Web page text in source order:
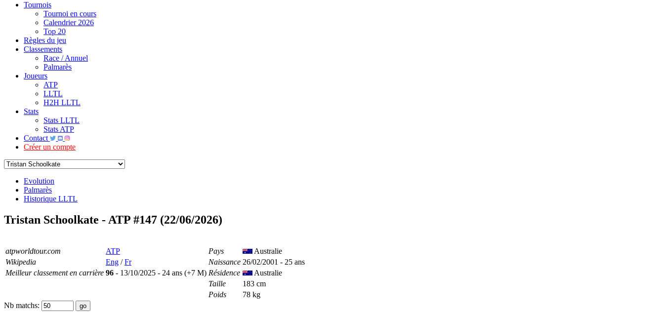
Tournois
Tournoi en cours
Calendrier 2026
Top 20
Règles du jeu
Classements
Race / Annuel
Palmarès
Joueurs
ATP
LLTL
H2H LLTL
Stats
Stats LLTL
Stats ATP
Contact
Créer un compte
Evolution
Palmarès
Historique LLTL
Tristan Schoolkate - ATP #147 (22/06/2026)
atpworldtour.com ATP Pays
Australie
Wikipedia
Eng /Fr Naissance 26/02/2001 - 25 ans
Meilleur classement en carrière 96 - 13/10/2025 - 24 ans (+7 M) Résidence
Australie
Taille
183 cm
Poids
78 kg
Nb matchs: